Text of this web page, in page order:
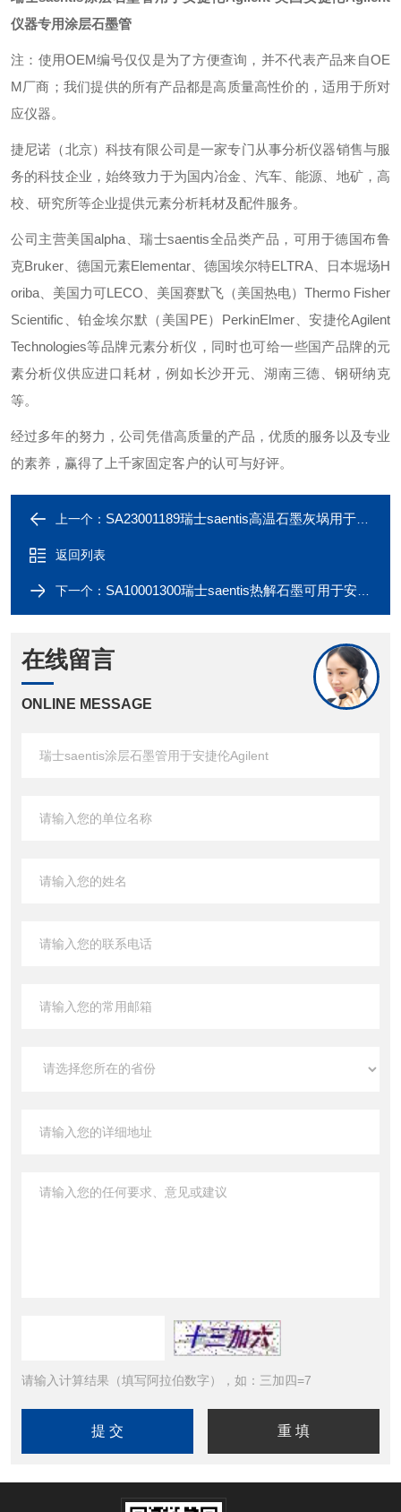
仪器专用涂层石墨管
注：使用OEM编号仅仅是为了方便查询，并不代表产品来自OE
M厂商；我们提供的所有产品都是高质量高性价的，适用于所对
应仪器。
捷尼诺（北京）科技有限公司是一家专门从事分析仪器销售与服
务的科技企业，始终致力于为国内冶金、汽车、能源、地矿，高
校、研究所等企业提供元素分析耗材及配件服务。
公司主营美国alpha、瑞士saentis全品类产品，可用于德国布鲁
克Bruker、德国元素Elementar、德国埃尔特ELTRA、日本堀场H
oriba、美国力可LECO、美国赛默飞（美国热电）Thermo Fisher
Scientific、铂金埃尔默（美国PE）PerkinElmer、安捷伦Agilent
Technologies等品牌元素分析仪，同时也可给一些国产品牌的元
素分析仪供应进口耗材，例如长沙开元、湖南三德、钢研纳克
等。
经过多年的努力，公司凭借高质量的产品，优质的服务以及专业
的素养，赢得了上千家固定客户的认可与好评。
上一个： SA23001189瑞士saentis高温石墨灰埚用于德国Elementar
返回列表
下一个： SA10001300瑞士saentis热解石墨可用于安捷伦Agilent
在线留言
ONLINE MESSAGE
请输入计算结果（填写阿拉伯数字），如：三加四=7